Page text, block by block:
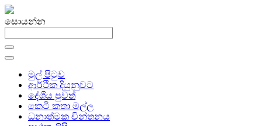
සොයන්න
මුල් පිටුව
ආර්ථික දියුනුවට
දේශීය පුවත්
කෙටි කතා මල්ල
ධනාත්මක චින්තනය